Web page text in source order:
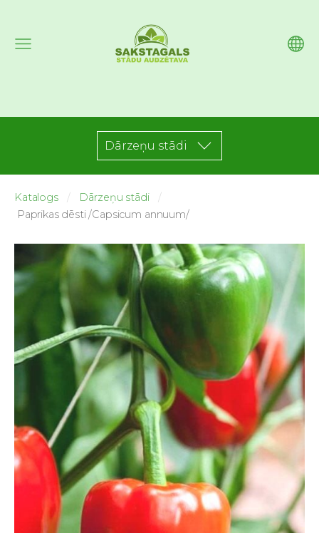
Dārzeņu stādi
Katalogs
Dārzeņu stādi
Paprikas dēsti /Capsicum annuum/